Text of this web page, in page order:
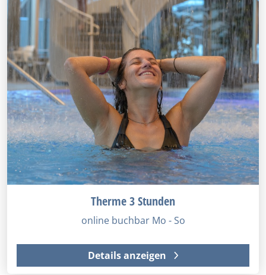
Therme 3 Stunden
online buchbar Mo - So
Details anzeigen